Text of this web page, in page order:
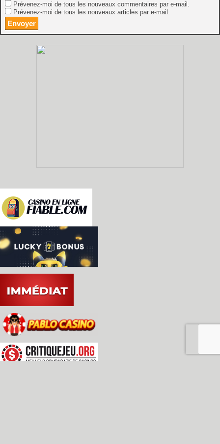
Prévenez-moi de tous les nouveaux commentaires par e-mail.
Prévenez-moi de tous les nouveaux articles par e-mail.